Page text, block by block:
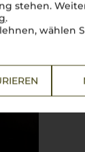
stehen.
.
wählen